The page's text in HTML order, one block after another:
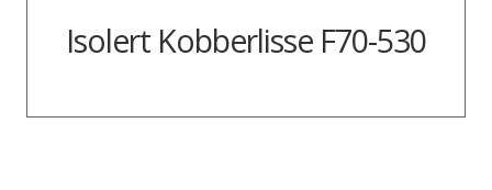
Isolert Kobberlisse F70-530